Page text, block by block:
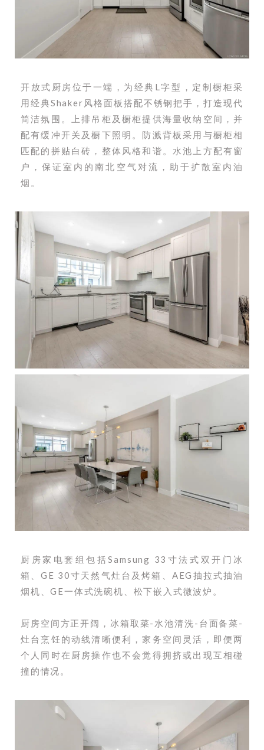
开放式厨房位于一端，为经典L字型，定制橱柜采
用经典Shaker风格面板搭配不锈钢把手，打造现代
简洁氛围。上排吊柜及橱柜提供海量收纳空间，并
配有缓冲开关及橱下照明。防溅背板采用与橱柜相
匹配的拼贴白砖，整体风格和谐。水池上方配有窗
户，保证室内的南北空气对流，助于扩散室内油
烟。
厨房家电套组包括Samsung 33寸法式双开门冰
箱、GE 30寸天然气灶台及烤箱、AEG抽拉式抽油
烟机、GE一体式洗碗机、松下嵌入式微波炉。
厨房空间方正开阔，冰箱取菜-水池清洗-台面备菜-
灶台烹饪的动线清晰便利，家务空间灵活，即便两
个人同时在厨房操作也不会觉得拥挤或出现互相碰
撞的情况。